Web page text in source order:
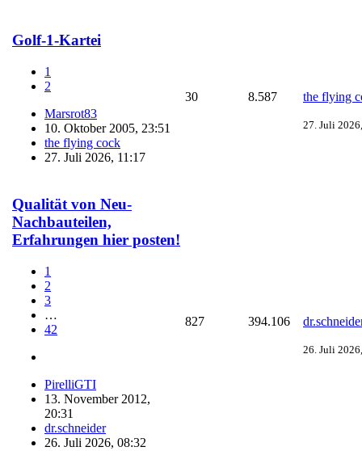
Golf-1-Kartei
1
2
Marsrot83
10. Oktober 2005, 23:51
the flying cock
27. Juli 2026, 11:17
30 8.587 the flying
27. Juli
Qualität von Neu-
Nachbauteilen,
Erfahrungen hier posten!
1
2
3
…
42
PirelliGTI
13. November 2012,
20:31
dr.schneider
26. Juli 2026, 08:32
827 394.106
26. Juli